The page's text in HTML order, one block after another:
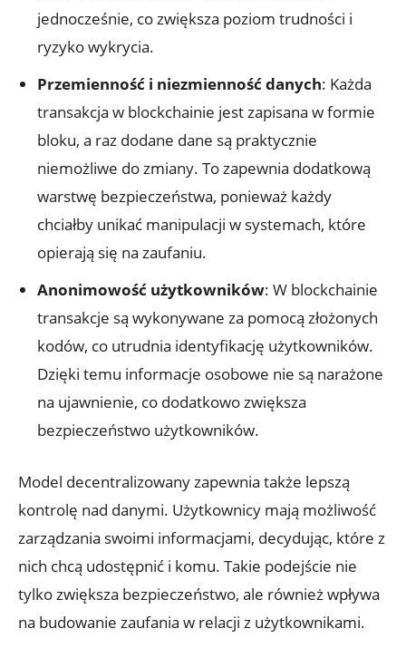
jednocześnie, co zwiększa poziom trudności i
ryzyko wykrycia.
Przemienność i niezmienność danych: Każda
transakcja w blockchainie ​jest zapisana w ​formie⁣
bloku, a raz dodane dane są‍ praktycznie
niemożliwe do zmiany. To zapewnia‌ dodatkową
warstwę bezpieczeństwa, ponieważ każdy
chciałby unikać ⁤manipulacji w systemach, ⁣które ​
opierają się na zaufaniu.
Anonimowość użytkowników: W blockchainie
transakcje są wykonywane za pomocą złożonych
kodów, co utrudnia identyfikację użytkowników.
Dzięki ⁤temu informacje osobowe nie są narażone⁤
na ujawnienie, ‍co dodatkowo zwiększa
bezpieczeństwo⁤ użytkowników.
Model decentralizowany zapewnia‌ także lepszą
⁢kontrolę nad danymi. Użytkownicy‍ mają możliwość
zarządzania swoimi informacjami, decydując, ‌które z
nich chcą udostępnić i komu. Takie podejście nie
tylko zwiększa​ bezpieczeństwo, ale również wpływa
na⁣ budowanie zaufania w relacji ⁢z użytkownikami.